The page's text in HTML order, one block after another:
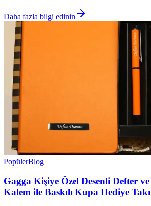
Daha fazla bilgi edinin
PopülerBlog
Gagga Kişiye Özel Desenli Defter
Kalem ile Baskılı Kupa Hediye